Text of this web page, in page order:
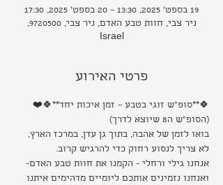
19 בספט׳ 2025, 13:30 – 20 בספט׳ 2025, 17:30
ניר צבי, חוות טבע האדם, ניר צבי, 9720500,
Israel
פרטי האירוע
🍀**סופ"ש זוגי בטבע – זמן איכות יחד**🍀❤️
(הסופ"ש ה8 שיוצא לדרך)
בואו לזמן של אהבה, בתוך גן עדן, במרכז הארץ,
לא צריך לנסוע רחוק כדי להרגיש קרוב.
אנחנו גילי ורחלי - הקמנו את חוות טבע האדם-
ואנחנו נזמינים אותכם ליומיים מדהימים איתנו